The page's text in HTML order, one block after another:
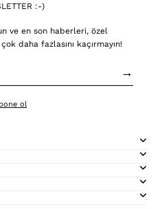
:-)
ve en son haberleri, özel
daha fazlasını kaçırmayın!
→
ol